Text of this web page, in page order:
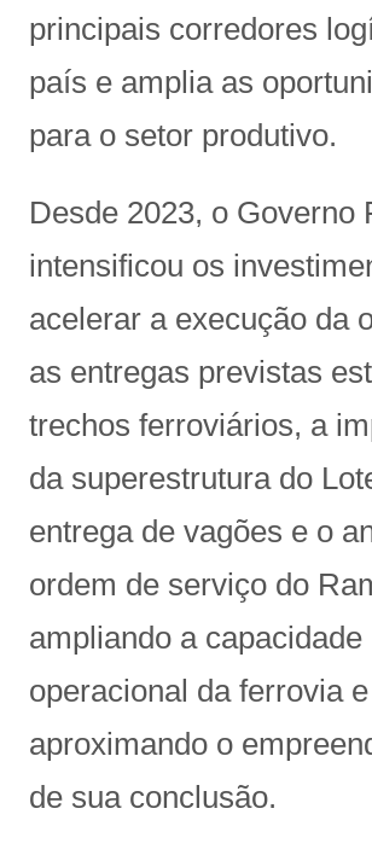
principais corredores
país e amplia as
para o setor produtivo.
Desde 2023, o Governo
intensificou os
acelerar a execução da
as entregas previstas
trechos ferroviários, a
da superestrutura do
entrega de vagões e o
ordem de serviço do
ampliando a capacidade
operacional da ferrovia e
aproximando o
de sua conclusão.